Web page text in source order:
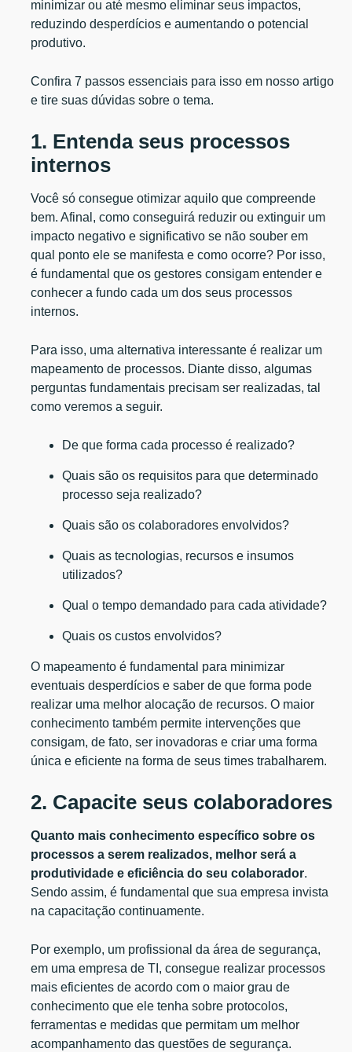
minimizar ou até mesmo eliminar seus impactos,
reduzindo desperdícios e aumentando o potencial
produtivo.
Confira 7 passos essenciais para isso em nosso artigo
e tire suas dúvidas sobre o tema.
1. Entenda seus processos
internos
Você só consegue otimizar aquilo que compreende
bem. Afinal, como conseguirá reduzir ou extinguir um
impacto negativo e significativo se não souber em
qual ponto ele se manifesta e como ocorre? Por isso,
é fundamental que os gestores consigam entender e
conhecer a fundo cada um dos seus processos
internos.
Para isso, uma alternativa interessante é realizar um
mapeamento de processos. Diante disso, algumas
perguntas fundamentais precisam ser realizadas, tal
como veremos a seguir.
De que forma cada processo é realizado?
Quais são os requisitos para que determinado
processo seja realizado?
Quais são os colaboradores envolvidos?
Quais as tecnologias, recursos e insumos
utilizados?
Qual o tempo demandado para cada atividade?
Quais os custos envolvidos?
O mapeamento é fundamental para minimizar
eventuais desperdícios e saber de que forma pode
realizar uma melhor alocação de recursos. O maior
conhecimento também permite intervenções que
consigam, de fato, ser inovadoras e criar uma forma
única e eficiente na forma de seus times trabalharem.
2. Capacite seus colaboradores
Quanto mais conhecimento específico sobre os
processos a serem realizados, melhor será a
produtividade e eficiência do seu colaborador.
Sendo assim, é fundamental que sua empresa invista
na capacitação continuamente.
Por exemplo, um profissional da área de segurança,
em uma empresa de TI, consegue realizar processos
mais eficientes de acordo com o maior grau de
conhecimento que ele tenha sobre protocolos,
ferramentas e medidas que permitam um melhor
acompanhamento das questões de segurança.